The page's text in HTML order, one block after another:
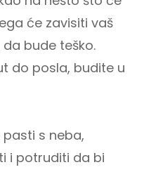
će zavisiti vaš
bude teško.
do posla, budite u
s neba,
i potruditi da bi